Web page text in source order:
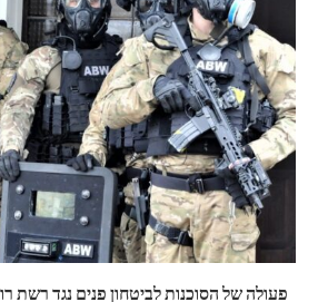
פעולה של הסוכנות לביטחון פנים נגד רשת